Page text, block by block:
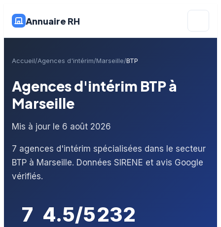
Annuaire RH
Accueil Agences d'intérim Marseille BTP
Agences d'intérim BTP à
Marseille
Mis à jour le 6 août 2026
7 agences d'intérim spécialisées dans le secteur
BTP à Marseille. Données SIRENE et avis Google
vérifiés.
7 4.5/5232